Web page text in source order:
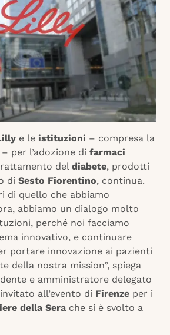
e le istituzioni – compresa la
– per l’adozione di farmaci
del diabete, prodotti
di Sesto Fiorentino, continua.
di quello che abbiamo
abbiamo un dialogo molto
perché noi facciamo
innovativo, e continuare
portare innovazione ai pazienti
della nostra mission”, spiega
e amministratore delegato
all’evento di Firenze per i
della Sera che si è svolto a